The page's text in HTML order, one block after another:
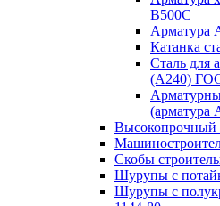
В500С
Арматура
Катанка
Сталь для
(А240)
(арматура
Высокопрочный
Скобы
Шурупы с
Шурупы с